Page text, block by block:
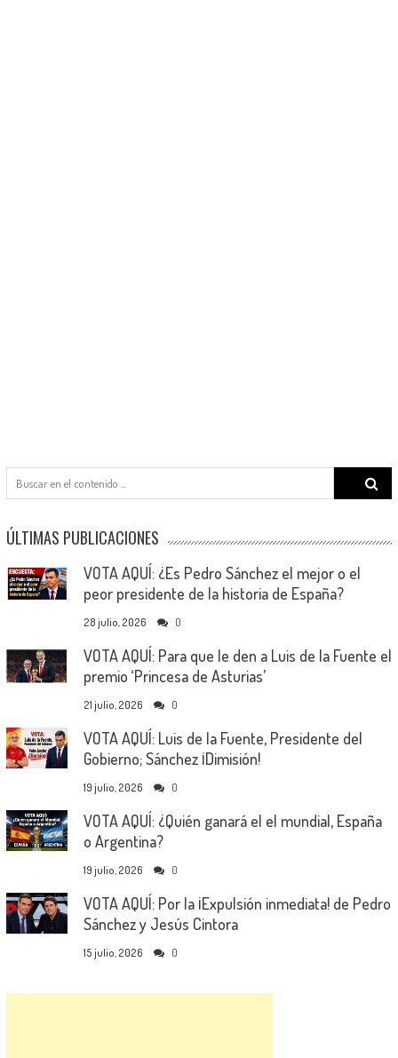
Search
for:
ÚLTIMAS PUBLICACIONES
VOTA AQUÍ: ¿Es Pedro Sánchez el mejor o el
peor presidente de la historia de España?
28 julio, 2026 0
VOTA AQUÍ: Para que le den a Luis de la Fuente el
premio ‘Princesa de Asturias’
21 julio, 2026 0
VOTA AQUÍ: Luis de la Fuente, Presidente del
Gobierno; Sánchez ¡Dimisión!
19 julio, 2026 0
VOTA AQUÍ: ¿Quién ganará el el mundial, España
o Argentina?
19 julio, 2026 0
VOTA AQUÍ: Por la ¡Expulsión inmediata! de Pedro
Sánchez y Jesús Cintora
15 julio, 2026 0